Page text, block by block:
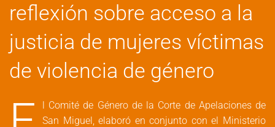
reflexión sobre acceso a la
justicia de mujeres víctimas
de violencia de género
l Comité de Género de la Corte de Apelaciones de
San Miguel, elaboró en conjunto con el Ministerio